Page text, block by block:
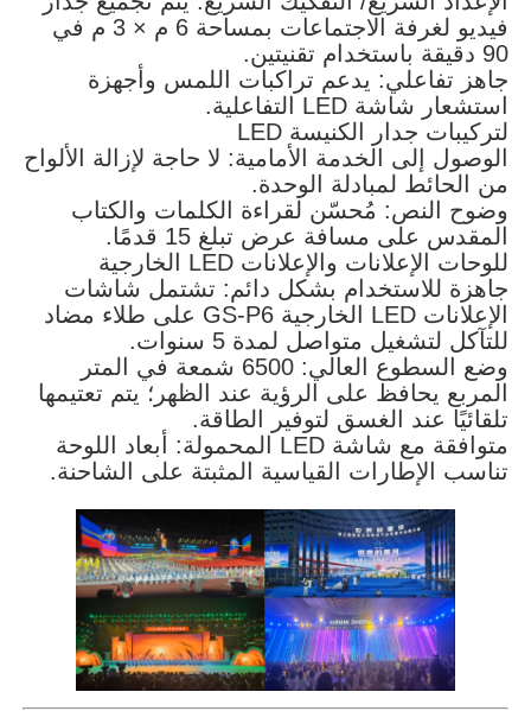
فيديو لغرفة الاجتماعات بمساحة 6 م × 3 م في
90 دقيقة باستخدام تقنيتين.
جاهز تفاعلي: يدعم تراكبات اللمس وأجهزة
استشعار شاشة LED التفاعلية.
لتركيبات جدار الكنيسة LED
الوصول إلى الخدمة الأمامية: لا حاجة لإزالة الألواح
من الحائط لمبادلة الوحدة.
وضوح النص: مُحسّن لقراءة الكلمات والكتاب
المقدس على مسافة عرض تبلغ 15 قدمًا.
للوحات الإعلانات والإعلانات LED الخارجية
جاهزة للاستخدام بشكل دائم: تشتمل شاشات
الإعلانات LED الخارجية GS-P6 على طلاء مضاد
للتآكل لتشغيل متواصل لمدة 5 سنوات.
وضع السطوع العالي: 6500 شمعة في المتر
المربع يحافظ على الرؤية عند الظهر؛ يتم تعتيمها
تلقائيًا عند الغسق لتوفير الطاقة.
متوافقة مع شاشة LED المحمولة: أبعاد اللوحة
تناسب الإطارات القياسية المثبتة على الشاحنة.